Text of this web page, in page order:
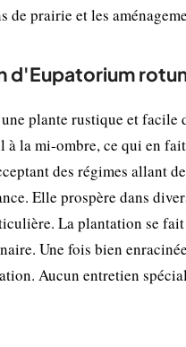
de prairie et les
d'Eupatorium
plante rustique et facile
à la mi-ombre, ce qui en
des régimes allant
Elle prospère dans
La plantation se
Une fois bien
Aucun entretien